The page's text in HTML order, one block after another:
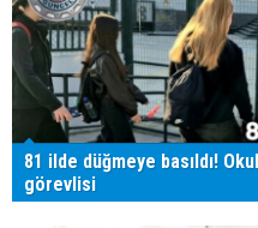
81 ilde düğmeye basıldı!
görevlisi